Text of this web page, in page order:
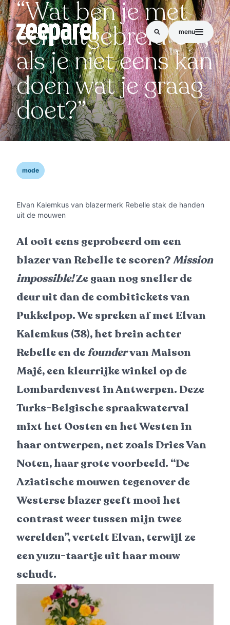
menu
“Wat ben je met
een uitgebreid CV,
als je niet eens kan
doen wat je graag
doet?”
mode
Elvan Kalemkus van blazermerk Rebelle stak de handen
uit de mouwen
Al ooit eens geprobeerd om een
blazer van Rebelle te scoren?Mission
impossible!Ze gaan nog sneller de
deur uit dan de combitickets van
Pukkelpop. We spreken af met Elvan
Kalemkus (38), het brein achter
Rebelle en defoundervan Maison
Majé, een kleurrijke winkel op de
Lombardenvest in Antwerpen. Deze
Turks-Belgische spraakwaterval
mixt het Oosten en het Westen in
haar ontwerpen, net zoals Dries Van
Noten, haar grote voorbeeld. “De
Aziatische mouwen tegenover de
Westerse blazer geeft mooi het
contrast weer tussen mijn twee
werelden”, vertelt Elvan, terwijl ze
een yuzu-taartje uit haar mouw
schudt.